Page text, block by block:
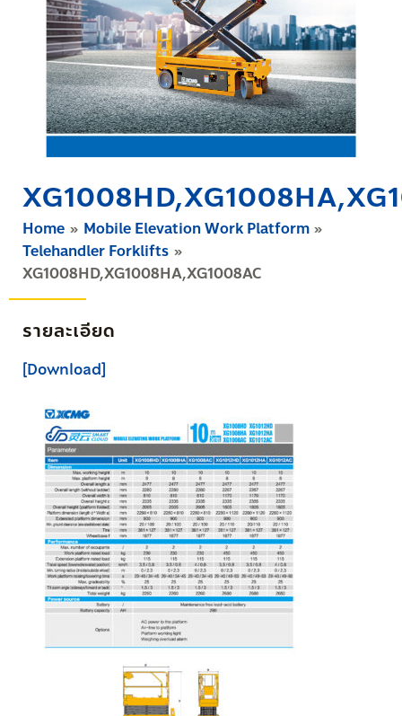
Home
Mobile Elevation Work Platform
Telehandler Forklifts
XG1008HD,XG1008HA,XG1008AC
รายละเอียด
[Download]